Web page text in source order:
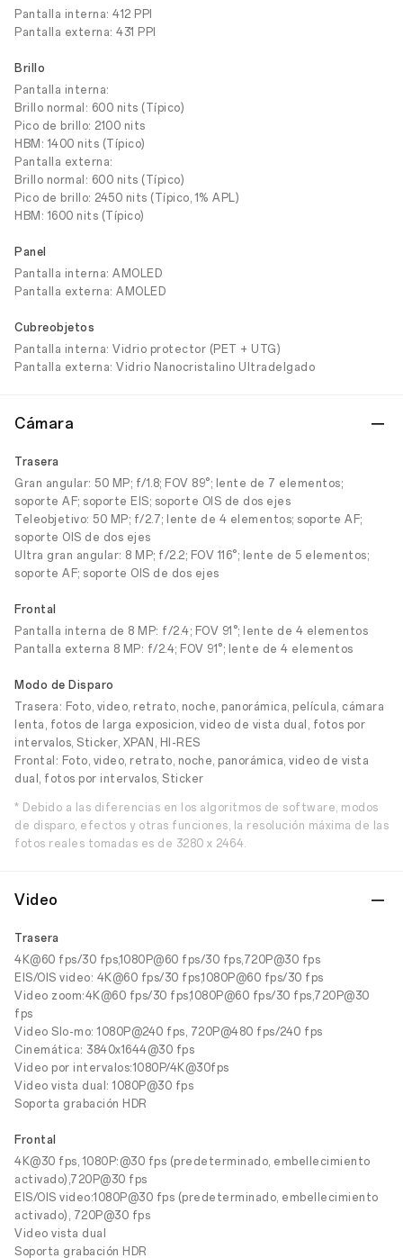
Pantalla interna: 412 PPI
Pantalla externa: 431 PPI
Brillo
Pantalla interna:
Brillo normal: 600 nits (Típico)
Pico de brillo: 2100 nits
HBM: 1400 nits (Típico)
Pantalla externa:
Brillo normal: 600 nits (Típico)
Pico de brillo: 2450 nits (Típico, 1% APL)
HBM: 1600 nits (Típico)
Panel
Pantalla interna: AMOLED
Pantalla externa: AMOLED
Cubreobjetos
Pantalla interna: Vidrio protector (PET + UTG)
Pantalla externa: Vidrio Nanocristalino Ultradelgado
Cámara
Trasera
Gran angular: 50 MP; f/1.8; FOV 89°; lente de 7 elementos;
soporte AF; soporte EIS; soporte OIS de dos ejes
Teleobjetivo: 50 MP; f/2.7; lente de 4 elementos; soporte AF;
soporte OIS de dos ejes
Ultra gran angular: 8 MP; f/2.2; FOV 116°; lente de 5 elementos;
soporte AF; soporte OIS de dos ejes
Frontal
Pantalla interna de 8 MP: f/2.4; FOV 91°; lente de 4 elementos
Pantalla externa 8 MP: f/2.4; FOV 91°; lente de 4 elementos
Modo de Disparo
Trasera: Foto, video, retrato, noche, panorámica, película, cámara
lenta, fotos de larga exposicion, video de vista dual, fotos por
intervalos, Sticker, XPAN, HI-RES
Frontal: Foto, video, retrato, noche, panorámica, video de vista
dual, fotos por intervalos, Sticker
* Debido a las diferencias en los algoritmos de software, modos
de disparo, efectos y otras funciones, la resolución máxima de las
fotos reales tomadas es de 3280 x 2464.
Video
Trasera
4K@60 fps/30 fps,1080P@60 fps/30 fps,720P@30 fps
EIS/OIS video: 4K@60 fps/30 fps,1080P@60 fps/30 fps
Video zoom:4K@60 fps/30 fps,1080P@60 fps/30 fps,720P@30
fps
Video Slo-mo: 1080P@240 fps, 720P@480 fps/240 fps
Cinemática: 3840x1644@30 fps
Video por intervalos:1080P/4K@30fps
Video vista dual: 1080P@30 fps
Soporta grabación HDR
Frontal
4K@30 fps, 1080P:@30 fps (predeterminado, embellecimiento
activado),720P@30 fps
EIS/OIS video:1080P@30 fps (predeterminado, embellecimiento
activado), 720P@30 fps
Video vista dual
Soporta grabación HDR